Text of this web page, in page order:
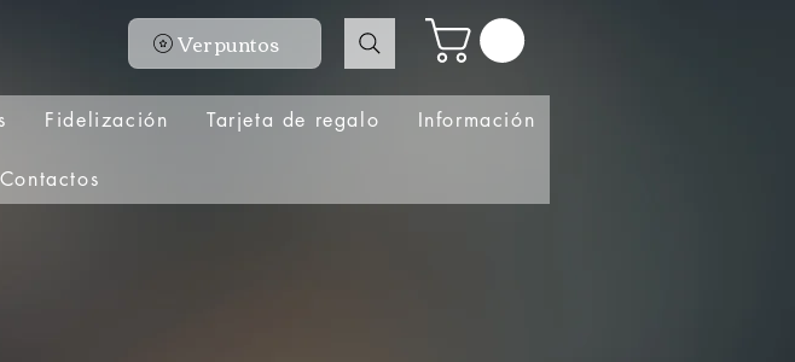
Ver puntos
Fidelización Tarjeta de regalo Información
Contactos